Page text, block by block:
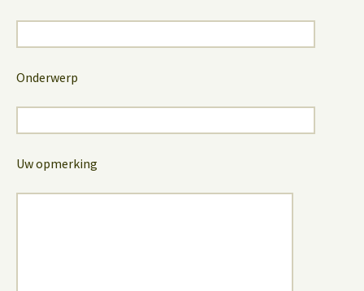
Onderwerp
Uw opmerking